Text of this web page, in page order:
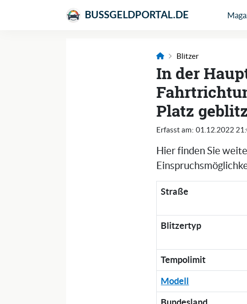
BUSSGELDPORTAL.DE
Blitzer
In der
Platz
Erfasst am: 01.12.2022
Hier finden Sie
Straße
Blitzertyp
Tempolimit
Modell